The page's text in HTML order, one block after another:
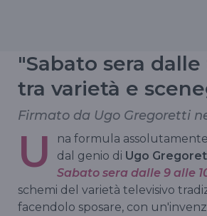
"Sabato sera dalle
tra varietà e
Firmato da Ugo Gregoretti
U
na formula
dal genio di Ugo
Sabato sera dalle 9 alle
schemi del varietà televisivo
facendolo sposare, con